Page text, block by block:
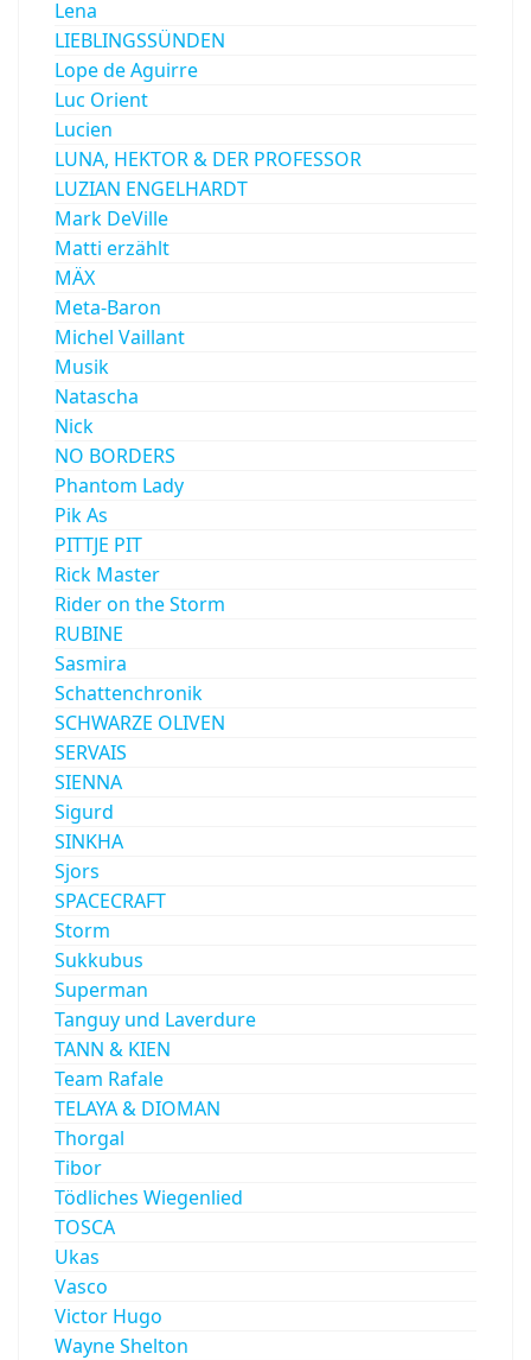
Lena
LIEBLINGSSÜNDEN
Lope de Aguirre
Luc Orient
Lucien
LUNA, HEKTOR & DER PROFESSOR
LUZIAN ENGELHARDT
Mark DeVille
Matti erzählt
MÄX
Meta-Baron
Michel Vaillant
Musik
Natascha
Nick
NO BORDERS
Phantom Lady
Pik As
PITTJE PIT
Rick Master
Rider on the Storm
RUBINE
Sasmira
Schattenchronik
SCHWARZE OLIVEN
SERVAIS
SIENNA
Sigurd
SINKHA
Sjors
SPACECRAFT
Storm
Sukkubus
Superman
Tanguy und Laverdure
TANN & KIEN
Team Rafale
TELAYA & DIOMAN
Thorgal
Tibor
Tödliches Wiegenlied
TOSCA
Ukas
Vasco
Victor Hugo
Wayne Shelton